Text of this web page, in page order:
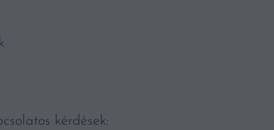
kérdések: